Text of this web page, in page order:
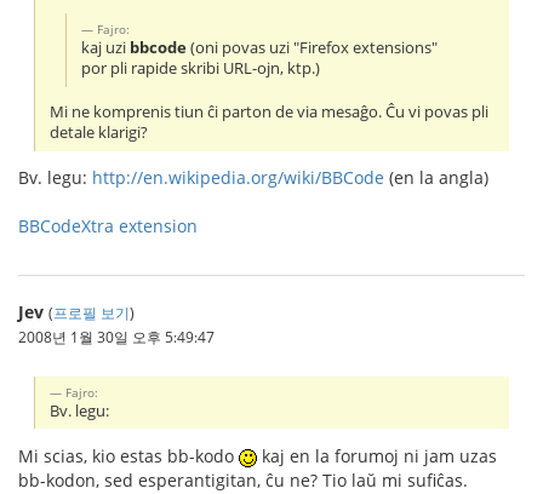
Fajro:
kaj uzi bbcode(oni povas uzi "Firefox extensions"
por pli rapide skribi URL-ojn, ktp.)
Mi ne komprenis tiun ĉi parton de via mesaĝo. Ĉu vi povas pli
detale klarigi?
Bv. legu: http://en.wikipedia.org/wiki/BBCode (en la angla)
BBCodeXtra extension
Jev (프로필 보기)
2008년 1월 30일 오후 5:49:47
Fajro:
Bv. legu:
Mi scias, kio estas bb-kodo
kaj en la forumoj ni jam uzas
bb-kodon, sed esperantigitan, ĉu ne? Tio laŭ mi sufiĉas.